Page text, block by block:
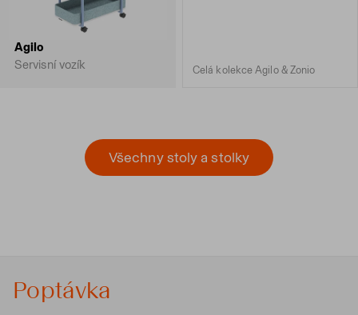
Agilo
Servisní vozík
Celá kolekce Agilo & Zonio
Všechny stoly a stolky
Poptávka